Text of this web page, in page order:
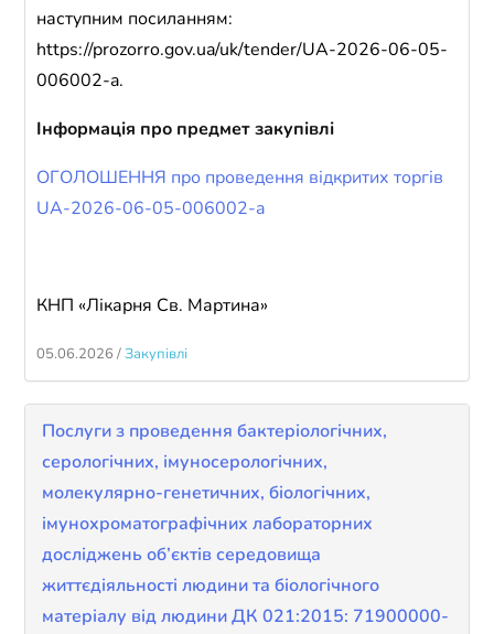
наступним посиланням:
https://prozorro.gov.ua/uk/tender/UA-2026-06-05-
006002-a.
Інформація про предмет закупівлі
ОГОЛОШЕННЯ про проведення відкритих торгів
UA-2026-06-05-006002-a
КНП «Лікарня Св. Мартина»
05.06.2026 /Закупівлі
Послуги з проведення бактеріологічних,
серологічних, імуносерологічних,
молекулярно-генетичних, біологічних,
імунохроматографічних лабораторних
досліджень об’єктів середовища
життєдіяльності людини та біологічного
матеріалу від людини ДК 021:2015: 71900000-